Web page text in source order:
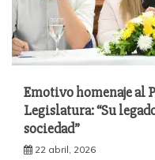
Emotivo homenaje al
Legislatura: “Su
sociedad”
22 abril, 2026